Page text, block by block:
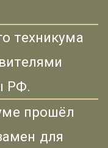
техникума
РФ.
прошёл
для